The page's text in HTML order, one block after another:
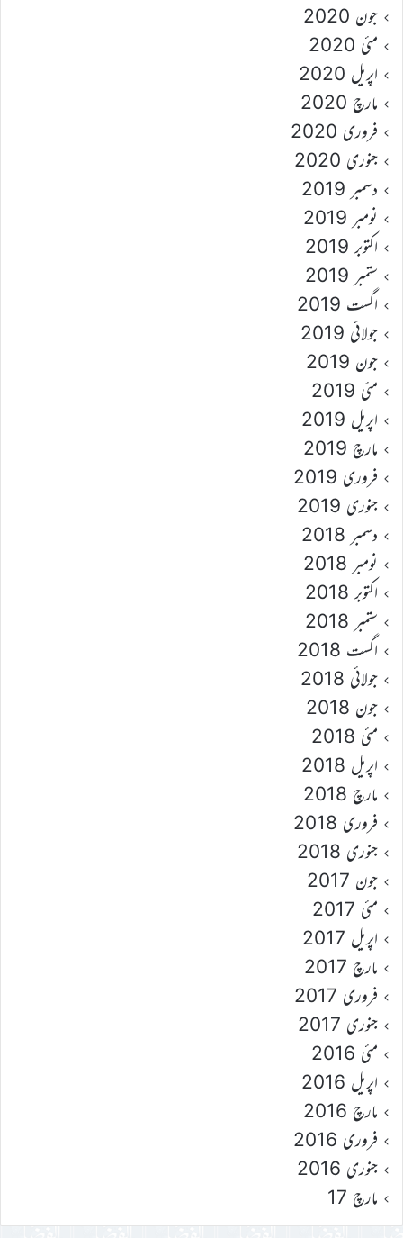
جون 2020
مئی 2020
اپریل 2020
مارچ 2020
فروری 2020
جنوری 2020
دسمبر 2019
نومبر 2019
اکتوبر 2019
ستمبر 2019
اگست 2019
جولائی 2019
جون 2019
مئی 2019
اپریل 2019
مارچ 2019
فروری 2019
جنوری 2019
دسمبر 2018
نومبر 2018
اکتوبر 2018
ستمبر 2018
اگست 2018
جولائی 2018
جون 2018
مئی 2018
اپریل 2018
مارچ 2018
فروری 2018
جنوری 2018
جون 2017
مئی 2017
اپریل 2017
مارچ 2017
فروری 2017
جنوری 2017
مئی 2016
اپریل 2016
مارچ 2016
فروری 2016
جنوری 2016
مارچ 17